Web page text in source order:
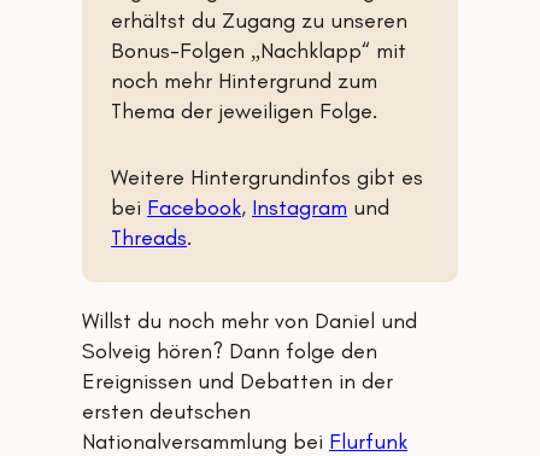
erhältst du Zugang zu unseren
Bonus-Folgen „Nachklapp“ mit
noch mehr Hintergrund zum
Thema der jeweiligen Folge.
Weitere Hintergrundinfos gibt es
bei Facebook, Instagram und
Threads.
Willst du noch mehr von Daniel und
Solveig hören? Dann folge den
Ereignissen und Debatten in der
ersten deutschen
Nationalversammlung bei Flurfunk